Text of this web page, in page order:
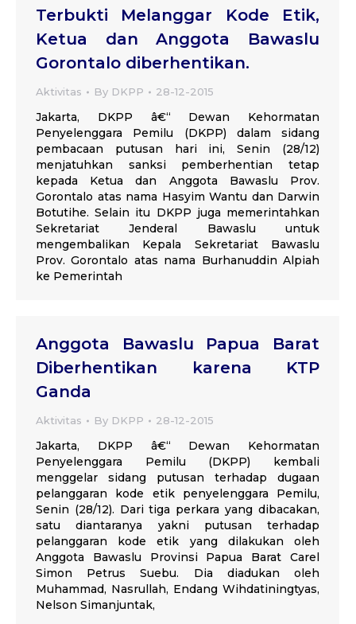
Terbukti Melanggar Kode Etik,
Ketua dan Anggota Bawaslu
Gorontalo diberhentikan.
Aktivitas By DKPP 28-12-2015
Jakarta, DKPP â€“ Dewan Kehormatan
Penyelenggara Pemilu (DKPP) dalam sidang
pembacaan putusan hari ini, Senin (28/12)
menjatuhkan sanksi pemberhentian tetap
kepada Ketua dan Anggota Bawaslu Prov.
Gorontalo atas nama Hasyim Wantu dan Darwin
Botutihe. Selain itu DKPP juga memerintahkan
Sekretariat Jenderal Bawaslu untuk
mengembalikan Kepala Sekretariat Bawaslu
Prov. Gorontalo atas nama Burhanuddin Alpiah
ke Pemerintah
Anggota Bawaslu Papua Barat
Diberhentikan karena KTP
Ganda
Aktivitas By DKPP 28-12-2015
Jakarta, DKPP â€“ Dewan Kehormatan
Penyelenggara Pemilu (DKPP) kembali
menggelar sidang putusan terhadap dugaan
pelanggaran kode etik penyelenggara Pemilu,
Senin (28/12). Dari tiga perkara yang dibacakan,
satu diantaranya yakni putusan terhadap
pelanggaran kode etik yang dilakukan oleh
Anggota Bawaslu Provinsi Papua Barat Carel
Simon Petrus Suebu. Dia diadukan oleh
Muhammad, Nasrullah, Endang Wihdatiningtyas,
Nelson Simanjuntak,